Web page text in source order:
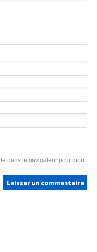
dans le navigateur pour mon